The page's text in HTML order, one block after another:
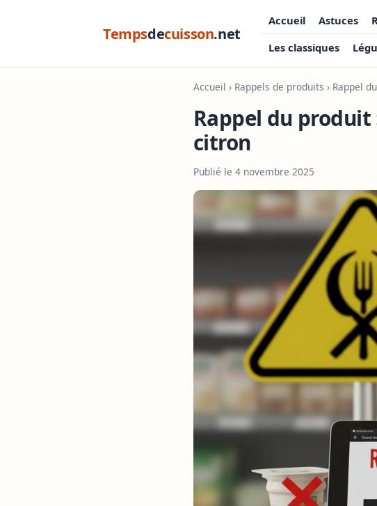
Tempsdecuisson.net
Accueil Astuces
Les classiques
Accueil › Rappels de produits › Rappel
Rappel du
citron
Publié le 4 novembre 2025